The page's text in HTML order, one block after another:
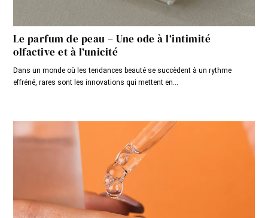
Le parfum de peau – Une ode à l’intimité
olfactive et à l’unicité
Dans un monde où les tendances beauté se succèdent à un rythme
effréné, rares sont les innovations qui mettent en...